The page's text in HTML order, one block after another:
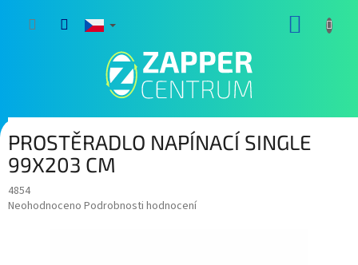
PROSTĚRADLO NAPÍNACÍ SINGLE
99X203 CM
4854
Průměrné
Neohodnoceno Podrobnosti hodnocení